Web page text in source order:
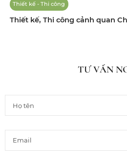
Thiết kế - Thi công
Thiết kế, Thi công cảnh quan
TƯ VẤN